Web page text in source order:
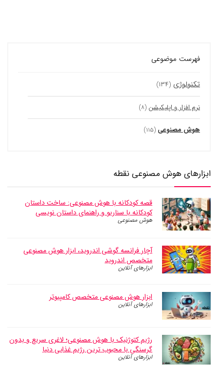
فهرست موضوعی
تکنولوژی (۱۳۴)
نرم افزار و اپلیکیشن (۸)
هوش مصنوعی (۱۱۵)
ابزارهای هوش مصنوعی نقطه
قصه کودکانه با هوش مصنوعی: ساخت داستان
کودکانه با سناریو و راهنمای داستان نویسی
هوش مصنوعی
آچار فرانسه گوشی اندروید، ابزار هوش مصنوعی
متخصص اندروید
ابزارهای آنلاین
ابزار هوش مصنوعی متخصص کامپیوتر
ابزارهای آنلاین
رژیم کتوژنیک با هوش مصنوعی؛ لاغری سریع و بدون
گرسنگی با محبوب ترین رژیم غذایی دنیا
ابزارهای آنلاین